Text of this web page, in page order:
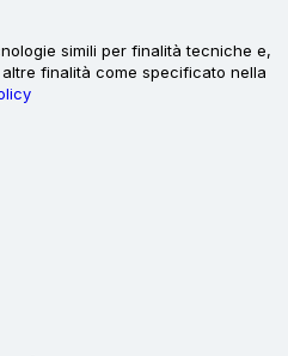
simili per finalità tecniche e,
finalità come specificato nella